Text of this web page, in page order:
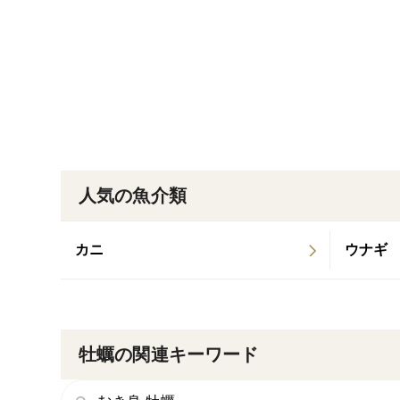
人気の魚介類
カニ ウナギ
牡蠣の関連キーワード